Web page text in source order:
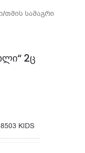
/თმის სამაგრი
2ც
8503 KIDS